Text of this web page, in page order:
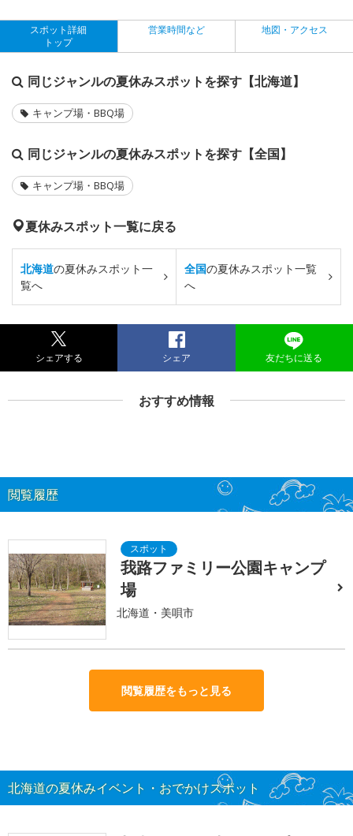
スポット詳細
トップ
営業時間など 地図・アクセス
同じジャンルの夏休みスポットを探す【北海道】
キャンプ場・BBQ場
同じジャンルの夏休みスポットを探す【全国】
キャンプ場・BBQ場
夏休みスポット一覧に戻る
北海道の夏休みスポット一
覧へ
全国の夏休みスポット一覧
へ
シェアする シェア 友だちに送る
おすすめ情報
閲覧履歴
我路ファミリー公園キャンプ
場
北海道・美唄市
閲覧履歴をもっと見る
北海道の夏休みイベント・おでかけスポット